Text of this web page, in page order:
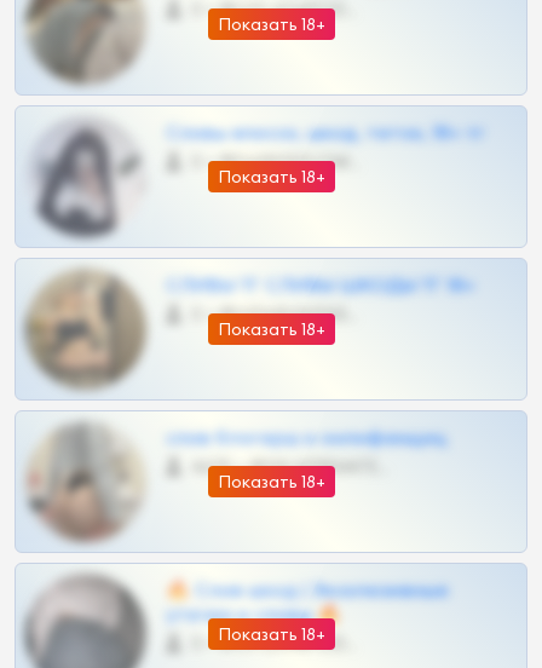
Показать 18+
0 •
Показать 18+
Сливы вписок, шкод, теток, 18+ тг
0 •
Показать 18+
СЛИВЫ ТГ СЛИВЫ ШКОДЫ ТГ 18+
0 •
Показать 18+
слив блогерш и онлифанщиц
4675 •
Показать 18+
🔥 Слив шкод | Эксклюзивные
утечки и сливы 🔥
0 •